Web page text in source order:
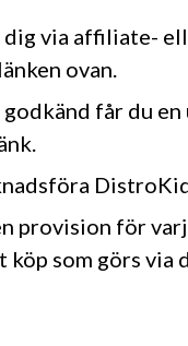
dig via affiliate-
ovan.
får du en
provision för
som görs via